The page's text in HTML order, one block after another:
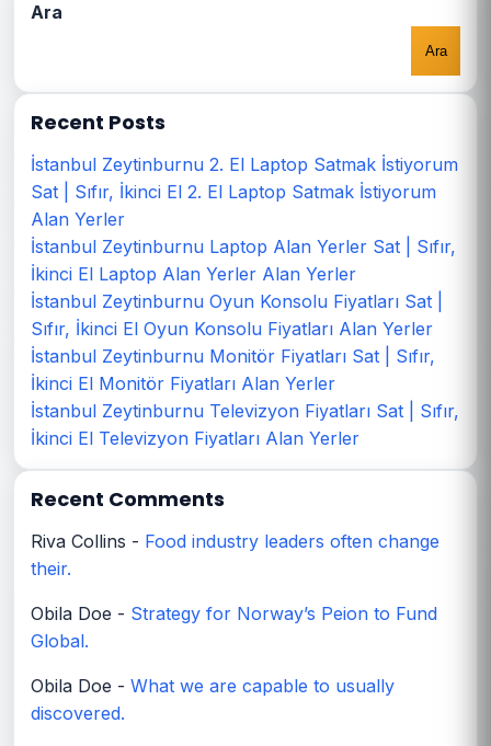
Ara
Ara
Recent Posts
İstanbul Zeytinburnu 2. El Laptop Satmak İstiyorum
Sat | Sıfır, İkinci El 2. El Laptop Satmak İstiyorum
Alan Yerler
İstanbul Zeytinburnu Laptop Alan Yerler Sat | Sıfır,
İkinci El Laptop Alan Yerler Alan Yerler
İstanbul Zeytinburnu Oyun Konsolu Fiyatları Sat |
Sıfır, İkinci El Oyun Konsolu Fiyatları Alan Yerler
İstanbul Zeytinburnu Monitör Fiyatları Sat | Sıfır,
İkinci El Monitör Fiyatları Alan Yerler
İstanbul Zeytinburnu Televizyon Fiyatları Sat | Sıfır,
İkinci El Televizyon Fiyatları Alan Yerler
Recent Comments
Riva Collins - Food industry leaders often change
their.
Obila Doe - Strategy for Norway’s Peion to Fund
Global.
Obila Doe - What we are capable to usually
discovered.